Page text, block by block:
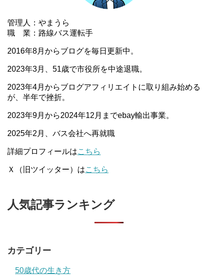
管理人：やまうら
職 業：路線バス運転手
2016年8月からブログを毎日更新中。
2023年3月、51歳で市役所を中途退職。
2023年4月からブログアフィリエイトに取り組み始める
が、半年で挫折。
2023年9月から2024年12月までebay輸出事業。
2025年2月、バス会社へ再就職
詳細プロフィールはこちら
Ｘ（旧ツイッター）はこちら
人気記事ランキング
カテゴリー
50歳代の生き方